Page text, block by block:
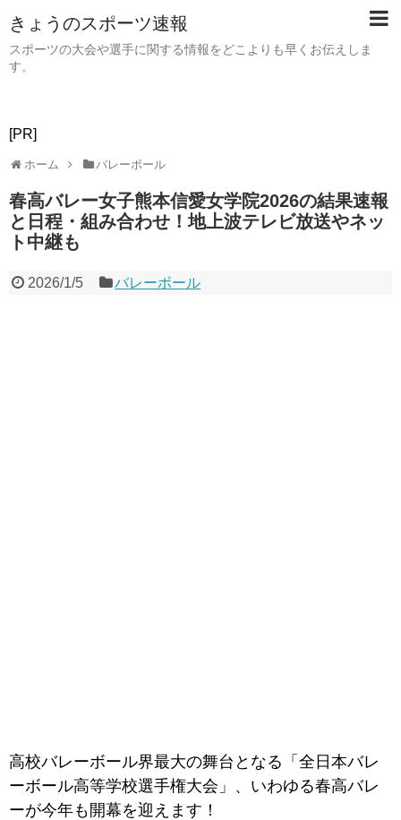
きょうのスポーツ速報
スポーツの大会や選手に関する情報をどこよりも早くお伝えしま
す。
[PR]
ホーム バレーボール
春高バレー女子熊本信愛女学院2026の結果速報
と日程・組み合わせ！地上波テレビ放送やネッ
ト中継も
2026/1/5 バレーボール
高校バレーボール界最大の舞台となる「全日本バレ
ーボール高等学校選手権大会」、いわゆる春高バレ
ーが今年も開幕を迎えます！